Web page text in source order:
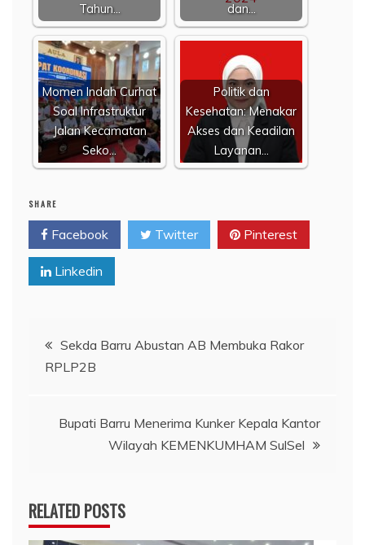
Tahun…
dan…
Momen Indah Curhat
Soal Infrastruktur
Jalan Kecamatan
Seko…
Politik dan
Kesehatan: Menakar
Akses dan Keadilan
Layanan…
SHARE
Facebook Twitter Pinterest
Linkedin
Navigasi
pos
Sekda Barru Abustan AB Membuka Rakor
RPLP2B
Bupati Barru Menerima Kunker Kepala Kantor
Wilayah KEMENKUMHAM SulSel
RELATED POSTS